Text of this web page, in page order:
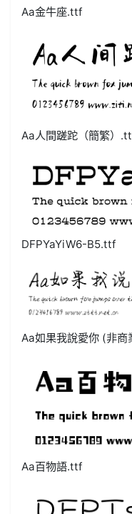
Aa金牛座.ttf
Aa人間蹉跎（簡繁）
DFPYaYiW6-B5.ttf
Aa如果我說愛你 (非
Aa百物語.ttf